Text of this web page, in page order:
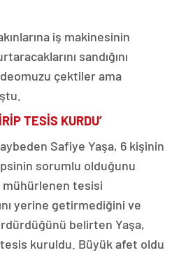
iş makinesinin
sandığını
çektiler ama
TESİS KURDU’
Safiye Yaşa, 6 kişinin
sorumlu olduğunu
mühürlenen tesisi
yerine getirmediğini ve
belirten Yaşa,
tesis kuruldu. Büyük afet oldu